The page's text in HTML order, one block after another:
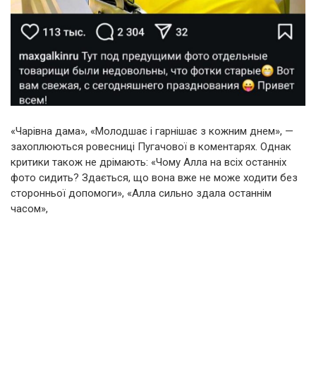
«Чарівна дама», «Молодшає і гарнішає з кожним днем», —
захоплюються ровесниці Пугачової в коментарях. Однак
критики також не дрімають: «Чому Алла на всіх останніх
фото сидить? Здається, що вона вже не може ходити без
сторонньої допомоги», «Алла сильно здала останнім
часом»,